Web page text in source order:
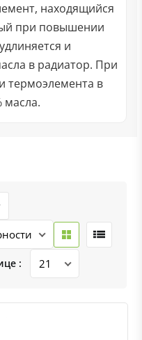
находящийся
при повышении
и
в радиатор. При
термоэлемента в
масла.
: